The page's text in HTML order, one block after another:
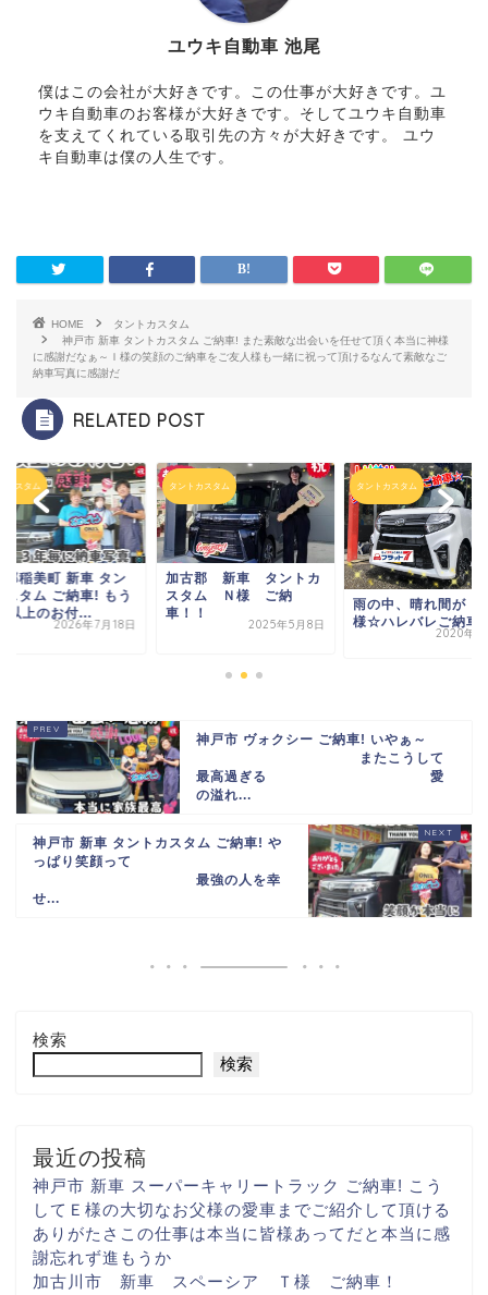
ユウキ自動車 池尾
僕はこの会社が大好きです。この仕事が大好きです。ユ
ウキ自動車のお客様が大好きです。そしてユウキ自動車
を支えてくれている取引先の方々が大好きです。 ユウ
キ自動車は僕の人生です。
HOME
タントカスタム
神戸市 新車 タントカスタム ご納車! また素敵な出会いを任せて頂く 本当に神様
に感謝だなぁ～
Ｉ様の笑顔のご納車をご友人様も一緒に祝って頂けるなんて素敵なご
納車写真に感謝だ
RELATED POST
カスタム
郡稲美町 新車 タン
スタム ご納車! もう
以上のお付...
2026年7月18日
タントカスタム
加古郡 新車 タントカ
スタム Ｎ様 ご納
車！！
2025年5月8日
タントカスタム
雨の中、晴れ間が！
様☆ハレバレご納車
2020年7
神戸市 ヴォクシー ご納車! いやぁ～
またこうして
最高過ぎる
愛
の溢れ...
神戸市 新車 タントカスタム ご納車! や
っぱり笑顔って
最強の人を幸
せ...
検索
検索
最近の投稿
神戸市 新車 スーパーキャリートラック ご納車! こう
して Ｅ様の大切なお父様の愛車までご紹介して頂ける
ありがたさ この仕事は本当に 皆様あってだと 本当に感
謝忘れず進もうか
加古川市 新車 スペーシア Ｔ様 ご納車！